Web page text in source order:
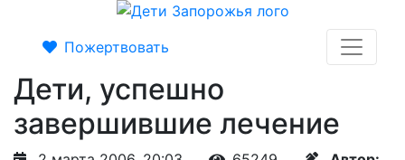
Пожертвовать
Дети, успешно
завершившие лечение